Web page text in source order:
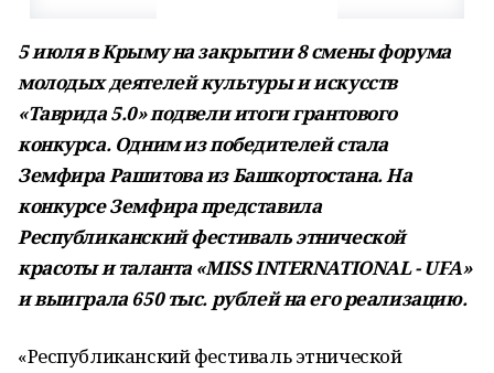
5 июля в Крыму на закрытии 8 смены форума
молодых деятелей культуры и искусств
«Таврида 5.0» подвели итоги грантового
конкурса. Одним из победителей стала
Земфира Рашитова из Башкортостана. На
конкурсе Земфира представила
Республиканский фестиваль этнической
красоты и таланта «MISS INTERNATIONAL - UFA»
и выиграла 650 тыс. рублей на его реализацию.
«Республиканский фестиваль этнической